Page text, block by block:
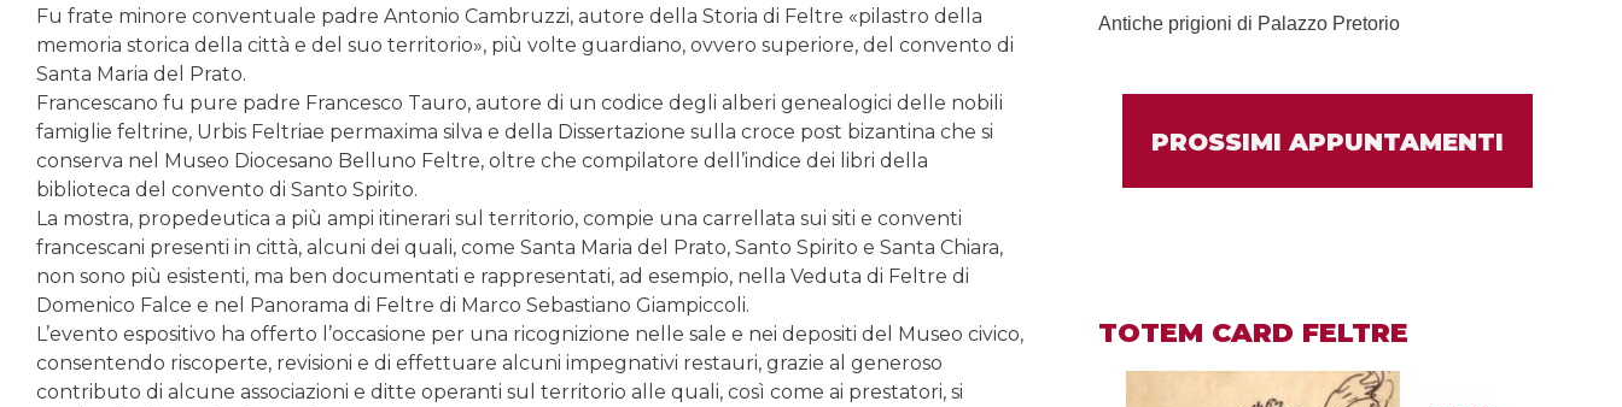
Fu frate minore conventuale padre Antonio Cambruzzi, autore della Storia di Feltre «pilastro della
memoria storica della città e del suo territorio», più volte guardiano, ovvero superiore, del convento di
Santa Maria del Prato.
Francescano fu pure padre Francesco Tauro, autore di un codice degli alberi genealogici delle nobili
famiglie feltrine, Urbis Feltriae permaxima silva e della Dissertazione sulla croce post bizantina che si
conserva nel Museo Diocesano Belluno Feltre, oltre che compilatore dell’indice dei libri della
biblioteca del convento di Santo Spirito.
La mostra, propedeutica a più ampi itinerari sul territorio, compie una carrellata sui siti e conventi
francescani presenti in città, alcuni dei quali, come Santa Maria del Prato, Santo Spirito e Santa Chiara,
non sono più esistenti, ma ben documentati e rappresentati, ad esempio, nella Veduta di Feltre di
Domenico Falce e nel Panorama di Feltre di Marco Sebastiano Giampiccoli.
L’evento espositivo ha offerto l’occasione per una ricognizione nelle sale e nei depositi del Museo civico,
consentendo riscoperte, revisioni e di effettuare alcuni impegnativi restauri, grazie al generoso
contributo di alcune associazioni e ditte operanti sul territorio alle quali, così come ai prestatori, si
Antiche prigioni di Palazzo Pretorio
PROSSIMI APPUNTAMENTI
TOTEM CARD FELTRE